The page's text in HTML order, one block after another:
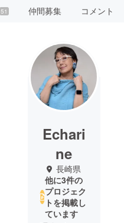
51 仲間募集 コメント
Echari
ne
長崎県
他に3件の
プロジェク
トを掲載し
ています